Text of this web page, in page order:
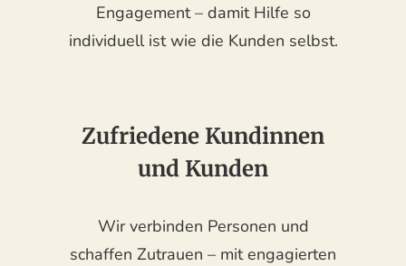
Engagement – damit Hilfe so
individuell ist wie die Kunden selbst.
Zufriedene Kundinnen
und Kunden
Wir verbinden Personen und
schaffen Zutrauen – mit engagierten